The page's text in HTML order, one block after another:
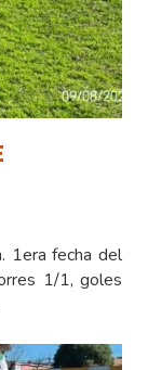
1era fecha del
1/1, goles